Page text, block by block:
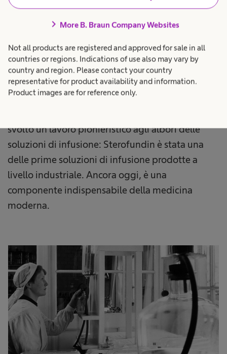
chevron_right More B. Braun Company Websites
Not all products are registered and approved for sale in all
countries or regions. Indications of use also may vary by
country and region. Please contact your country
representative for product availability and information.
Product images are for reference only.
Terapia infusionale
comfort
Soluzioni infusionali, cannule metalliche rigide e
fragili fiale di vetro: ecco come è iniziata la
svolto un lavoro pionieristico agli albori delle
soluzioni di infusione: Sterofundin è stata una
delle prime soluzioni di infusione prodotte a
livello industriale. Ancora oggi, è una
componente indispensabile della medicina
moderna.